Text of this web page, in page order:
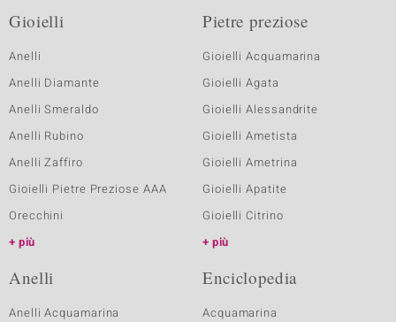
Gioielli
Anelli
Anelli Diamante
Anelli Smeraldo
Anelli Rubino
Anelli Zaffiro
Gioielli Pietre Preziose AAA
Orecchini
più
Pietre preziose
Gioielli Acquamarina
Gioielli Agata
Gioielli Alessandrite
Gioielli Ametista
Gioielli Ametrina
Gioielli Apatite
Gioielli Citrino
più
Anelli
Anelli Acquamarina
Enciclopedia
Acquamarina